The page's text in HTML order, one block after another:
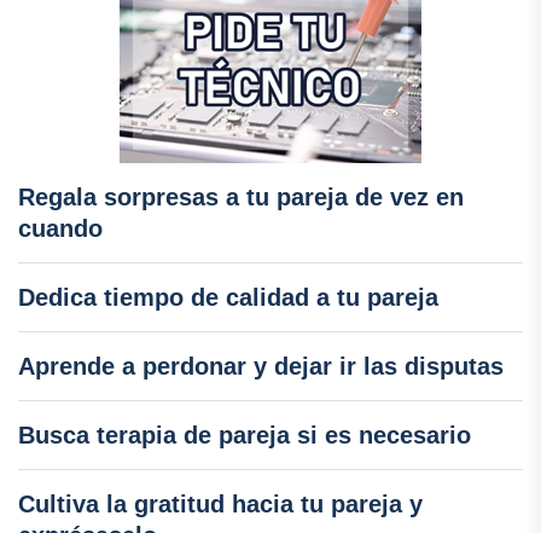
Regala sorpresas a tu pareja de vez en
cuando
Dedica tiempo de calidad a tu pareja
Aprende a perdonar y dejar ir las disputas
Busca terapia de pareja si es necesario
Cultiva la gratitud hacia tu pareja y